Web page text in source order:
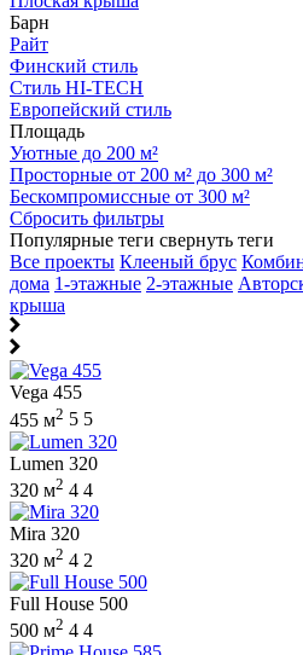
Барн
Райт
Финский стиль
Стиль HI-TECH
Европейский стиль
Площадь
Уютные до 200 м²
Просторные от 200 м² до 300 м²
Бескомпромиссные от 300 м²
Сбросить фильтры
Популярные теги свернуть теги
Все проекты Клееный брус
дома 1-этажные 2-этажные
крыша
Vega 455
455 м2 5 5
Lumen 320
320 м2 4 4
Mira 320
320 м2 4 2
Full House 500
500 м2 4 4